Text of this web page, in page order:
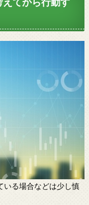
いる場合などは少し慎